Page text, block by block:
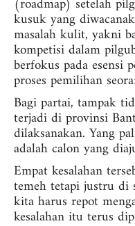
kusuk yang
masalah kulit, yakni
kompetisi dalam
berfokus pada esensi
proses pemilihan
Bagi partai, tampak
terjadi di provinsi
dilaksanakan. Yang
adalah calon yang
Empat kesalahan
temeh tetapi justru di
kita harus repot
kesalahan itu terus